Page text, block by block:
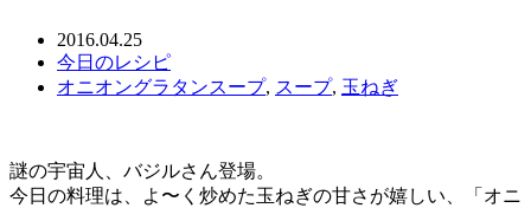
2016.04.25
今日のレシピ
オニオングラタンスープ, スープ, 玉ねぎ
謎の宇宙人、バジルさん登場。
今日の料理は、よ〜く炒めた玉ねぎの甘さが嬉しい、「オニ